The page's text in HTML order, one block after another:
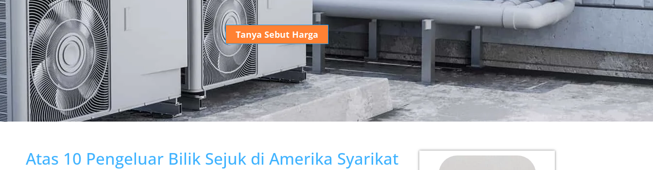
Tanya Sebut Harga
Atas 10 Pengeluar Bilik Sejuk di Amerika Syarikat